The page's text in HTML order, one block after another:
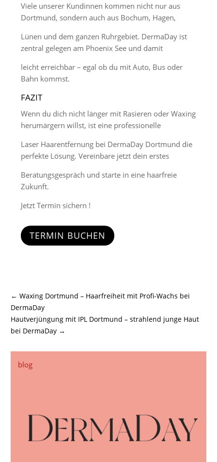
Viele unserer Kundinnen kommen nicht nur aus
Dortmund, sondern auch aus Bochum, Hagen,
Lünen und dem ganzen Ruhrgebiet. DermaDay ist
zentral gelegen am Phoenix See und damit
leicht erreichbar – egal ob du mit Auto, Bus oder
Bahn kommst.
FAZIT
Wenn du dich nicht länger mit Rasieren oder Waxing
herumärgern willst, ist eine professionelle
Laser Haarentfernung bei DermaDay Dortmund die
perfekte Lösung. Vereinbare jetzt dein erstes
Beratungsgespräch und starte in eine haarfreie
Zukunft.
Jetzt Termin sichern !
TERMIN BUCHEN
←Waxing Dortmund – Haarfreiheit mit Profi-Wachs bei
DermaDay
Hautverjüngung mit IPL Dortmund – strahlend junge Haut
bei DermaDay →
blog